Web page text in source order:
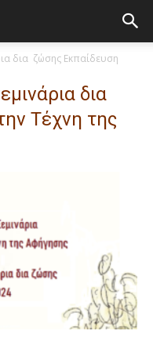
δια ζώσης Εκπαίδευση
δια
Τέχνη της